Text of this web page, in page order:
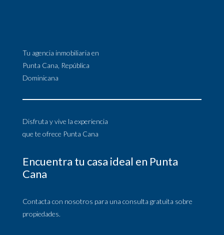
Tu agencia inmobiliaria en
Punta Cana, República
Dominicana
Disfruta y vive la experiencia
que te ofrece Punta Cana
Encuentra tu casa ideal en Punta
Cana
Contacta con nosotros para una consulta gratuita sobre
propiedades.